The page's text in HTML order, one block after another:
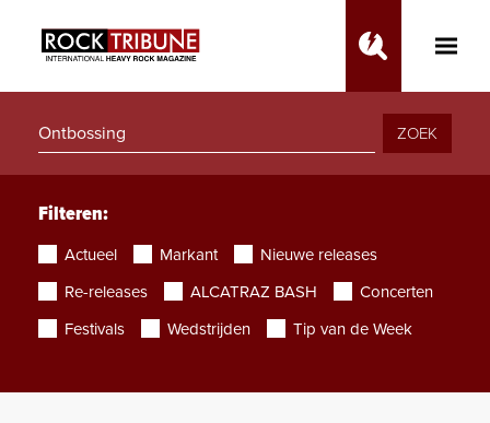
Toggle
ZOEK
Filteren:
Actueel Markant
Nieuwe releases
Re-releases
ALCATRAZ BASH
Concerten
Festivals
Wedstrijden Tip van de Week